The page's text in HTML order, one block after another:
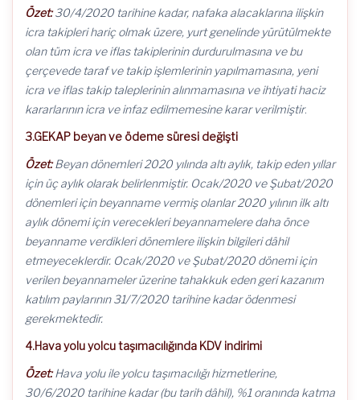
Özet:30/4/2020 tarihine kadar, nafaka alacaklarına ilişkin
icra takipleri hariç olmak üzere, yurt genelinde yürütülmekte
olan tüm icra ve iflas takiplerinin durdurulmasına ve bu
çerçevede taraf ve takip işlemlerinin yapılmamasına, yeni
icra ve iflas takip taleplerinin alınmamasına ve ihtiyati haciz
kararlarının icra ve infaz edilmemesine karar verilmiştir.
3.GEKAP beyan ve ödeme süresi değişti
Özet:Beyan dönemleri 2020 yılında altı aylık, takip eden yıllar
için üç aylık olarak belirlenmiştir. Ocak/2020 ve Şubat/2020
dönemleri için beyanname vermiş olanlar 2020 yılının ilk altı
aylık dönemi için verecekleri beyannamelere daha önce
beyanname verdikleri dönemlere ilişkin bilgileri dâhil
etmeyeceklerdir. Ocak/2020 ve Şubat/2020 dönemi için
verilen beyannameler üzerine tahakkuk eden geri kazanım
katılım paylarının 31/7/2020 tarihine kadar ödenmesi
gerekmektedir.
4.Hava yolu yolcu taşımacılığında KDV indirimi
Özet: Hava yolu ile yolcu taşımacılığı hizmetlerine,
30/6/2020 tarihine kadar (bu tarih dâhil), %1 oranında katma